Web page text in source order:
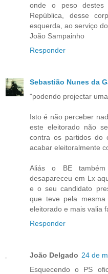
onde o peso destes
República, desse
esquerda, ao serviço
João Sampainho
Responder
Sebastião Nunes da
"podendo projectar
Isto é não perceber
este eleitorado não
contra os partidos do
acabar eleitoralmente
Aliás o BE
desapareceu em Lx
e o seu candidato
que teve pela
eleitorado e mais valia
Responder
João Delgado 24 de
Esquecendo o PS